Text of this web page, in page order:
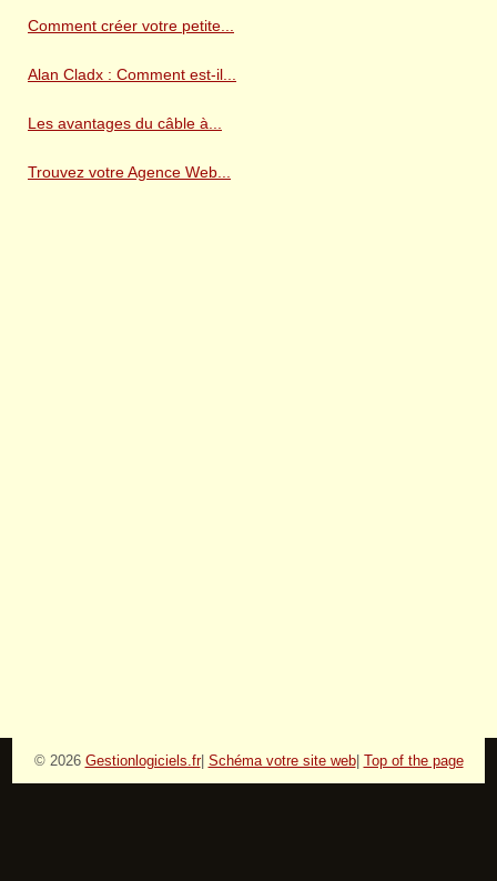
Comment créer votre petite...
Alan Cladx : Comment est-il...
Les avantages du câble à...
Trouvez votre Agence Web...
© 2026 Gestionlogiciels.fr| Schéma votre site web| Top of the page